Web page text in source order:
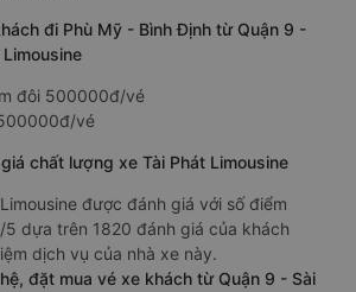
đi Phù Mỹ - Bình Định từ Quận 9 -
Limousine
đôi 500000đ/vé
vé
chất lượng xe Tài Phát Limousine
được đánh giá với số điểm
dựa trên 1820 đánh giá của khách
dịch vụ của nhà xe này.
đặt mua vé xe khách từ Quận 9 - Sài